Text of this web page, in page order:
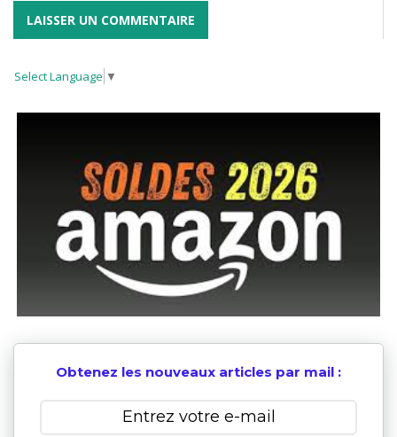
Select Language ▼
Obtenez les nouveaux articles par mail :